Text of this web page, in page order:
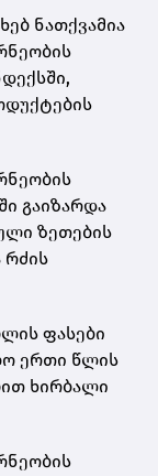
ნათქვამია
გაიზარდა
ზეთების
რძის
ფასები
ერთი წლის
ხირბალი